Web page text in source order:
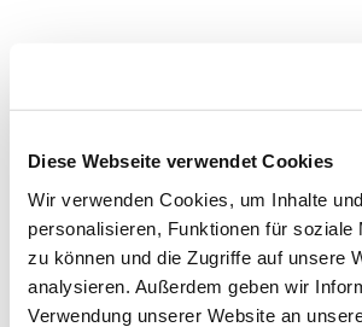
Diese Webseite verwendet Cookies
Wir verwenden Cookies, um Inhalte
personalisieren, Funktionen für soziale
zu können und die Zugriffe auf unsere
analysieren. Außerdem geben wir
Verwendung unserer Website an
Dies könnte Sie
interessieren